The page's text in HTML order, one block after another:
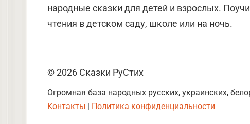
народные сказки для детей и взрослых.
чтения в детском саду, школе или на ночь.
© 2026 Сказки РуСтих
Огромная база народных русских, украинских,
Контакты | Политика конфиденциальности